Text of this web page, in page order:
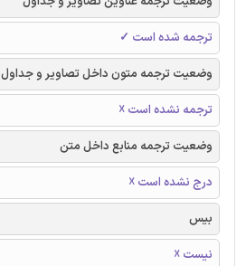
ترجمه شده است ✓
وضعیت ترجمه متون داخل تصاویر و جداول
ترجمه نشده است ☓
وضعیت ترجمه منابع داخل متن
درج نشده است ☓
بیس
نیست ☓